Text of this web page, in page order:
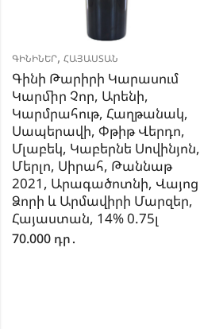
ԳԻՆԻՆԵՐ, ՀԱՅԱՍՏԱՆ
Գինի Թարիրի Կարասում
Կարմիր Չոր, Արենի,
Կարմրահութ, Հաղթանակ,
Սապերավի, Փթիթ Վերդո,
Մլաբեկ, Կաբերնե Սովինյոն,
Մերլո, Սիրահ, Թաննաթ
2021, Արագածոտնի, Վայոց
Ձորի և Արմավիրի Մարզեր,
Հայաստան, 14% 0.75լ
70.000 դր․